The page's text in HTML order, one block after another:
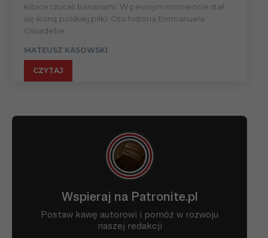
Kibice rzucali bananami. W pewnym momencie stał
się ikoną polskiej piłki. Oto historia Emmanuela
Olisadebe.
MATEUSZ KASOWSKI
CZYTAJ